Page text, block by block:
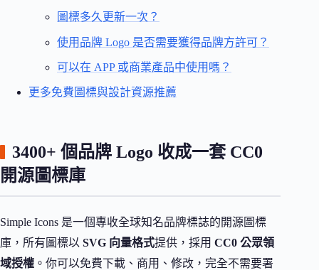
圖標多久更新一次？
使用品牌 Logo 是否需要獲得品牌方許可？
可以在 APP 或商業產品中使用嗎？
更多免費圖標與設計資源推薦
3400+ 個品牌 Logo 收成一套 CC0
開源圖標庫
Simple Icons 是一個專收全球知名品牌標誌的開源圖標
庫，所有圖標以 SVG 向量格式提供，採用 CC0 公眾領
域授權 。你可以免費下載、商用、修改，完全不需要署